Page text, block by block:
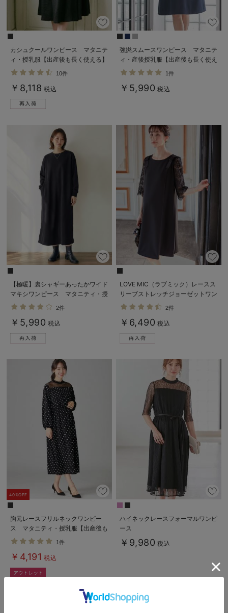
カシュクールワンピース マタニテ
ィ・授乳服【出産後も長く使える】
10件
￥8,118 税込
強撚スムースワンピース マタニテ
ィ・産後授乳服【出産後も長く使え
る】
1件
￥5,990 税込
【極暖】裏シャギーあったかワイド
マキシワンピース マタニティ・授
乳服【出産後も長く使える】
2件
￥5,990 税込
LOVE MIC（ラブミック）レースス
リーブストレッチジョーゼットワン
ピース マタニティ・授乳服【出産
2件
￥6,490 税込
40%OFF
胸元レースフリルネックワンピー
ス マタニティ・授乳服【出産後も
長く使える】
1件
￥4,191 税込
ハイネックレースフォーマルワンピ
ース
￥9,980 税込